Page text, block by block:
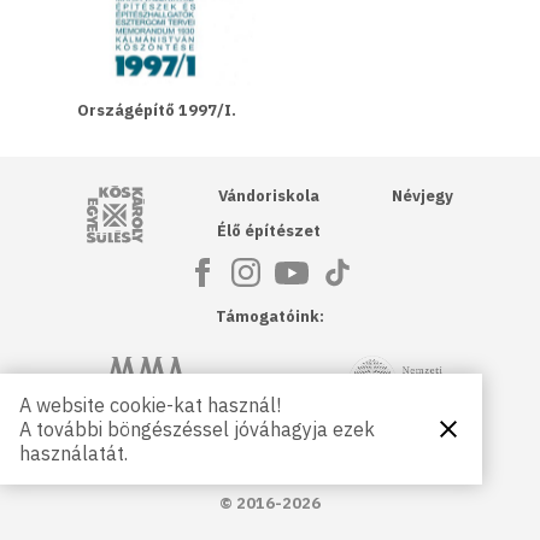
Országépítő 1997/I.
Kós Károly Egyesülés
Vándoriskola
Élő építészet
Névjegy
Támogatóink:
Magyar Művészeti Akadémia NKA
Petőfi Kulturális Ügynökség
© 2016-2026
A website cookie-kat használ!
A további böngészéssel jóváhagyja ezek
használatát.
Bezárás